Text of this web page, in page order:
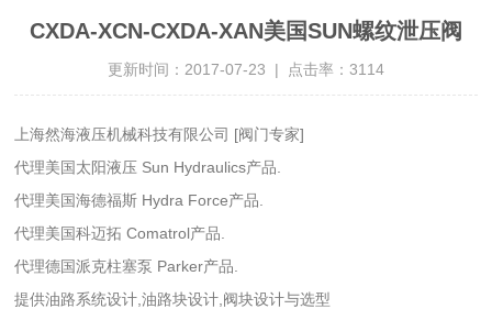
CXDA-XCN-CXDA-XAN美国SUN螺纹泄压阀
更新时间：2017-07-23 | 点击率：3114
上海然海液压机械科技有限公司 [阀门专家]
代理美国太阳液压 Sun Hydraulics产品.
代理美国海德福斯 Hydra Force产品.
代理美国科迈拓 Comatrol产品.
代理德国派克柱塞泵 Parker产品.
提供油路系统设计,油路块设计,阀块设计与选型